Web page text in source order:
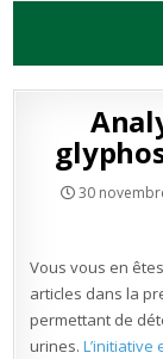
30
Vous vous en
articles dans la
permettant de
urines.L’initiative